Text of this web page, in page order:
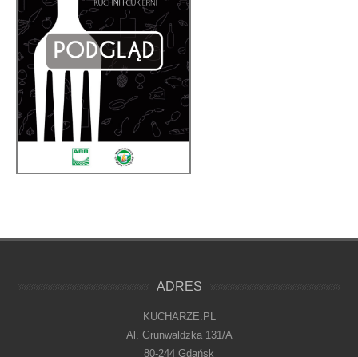
ADRES
KUCHARZE.PL
Al. Grunwaldzka 131/A
80-244 Gdańsk